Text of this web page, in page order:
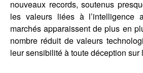
nouveaux records, soutenus
les valeurs liées à l’intelligence
marchés apparaissent de plus en
nombre réduit de valeurs
leur sensibilité à toute déception sur